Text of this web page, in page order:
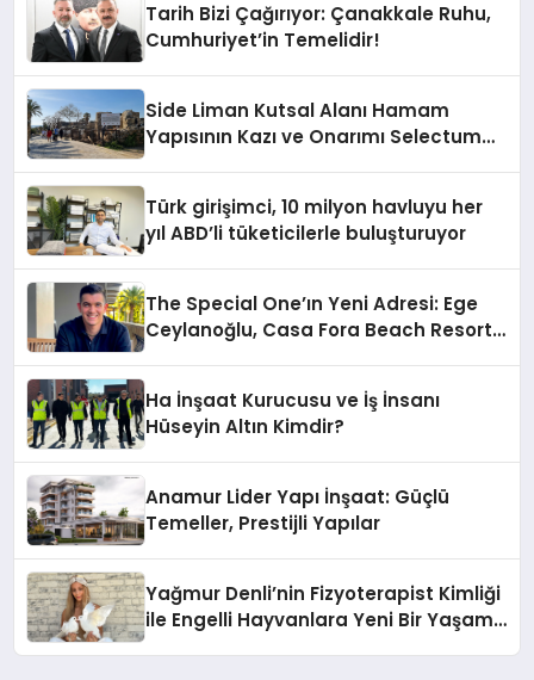
Tarih Bizi Çağırıyor: Çanakkale Ruhu,
Cumhuriyet’in Temelidir!
Side Liman Kutsal Alanı Hamam
Yapısının Kazı ve Onarımı Selectum
Türk girişimci, 10 milyon havluyu her
yıl ABD’li tüketicilerle buluşturuyor
The Special One’ın Yeni Adresi: Ege
Ceylanoğlu, Casa Fora Beach Resort
Ha İnşaat Kurucusu ve İş İnsanı
Hüseyin Altın Kimdir?
Anamur Lider Yapı İnşaat: Güçlü
Temeller, Prestijli Yapılar
Yağmur Denli’nin Fizyoterapist Kimliği
ile Engelli Hayvanlara Yeni Bir Yaşam